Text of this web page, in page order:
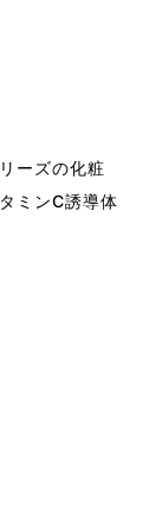
ーズの化粧
ミンC誘導体